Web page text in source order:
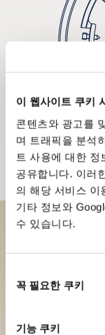
이 웹사이트 쿠키
콘텐츠와 광고를
며 트래픽을 분석
트 사용에 대한 정
공유합니다. 이러
의 해당 서비스 이
기타 정보와
수 있습니다.
꼭 필요한 쿠키
기능 쿠키